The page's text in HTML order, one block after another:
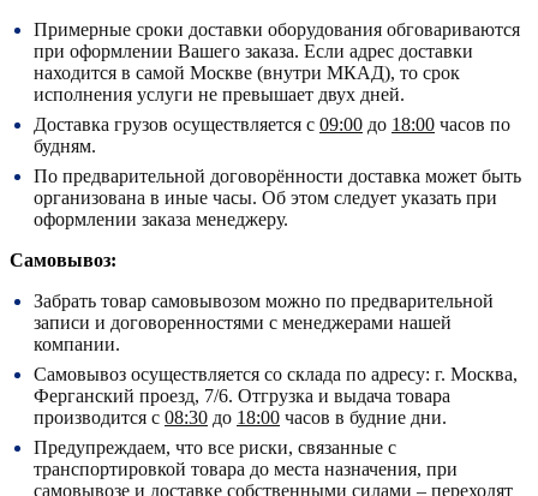
Примерные сроки доставки оборудования обговариваются
при оформлении Вашего заказа. Если адрес доставки
находится в самой Москве (внутри МКАД), то срок
исполнения услуги не превышает двух дней.
Доставка грузов осуществляется с 09:00 до 18:00 часов по
будням.
По предварительной договорённости доставка может быть
организована в иные часы. Об этом следует указать при
оформлении заказа менеджеру.
Самовывоз:
Забрать товар самовывозом можно по предварительной
записи и договоренностями с менеджерами нашей
компании.
Самовывоз осуществляется со склада по адресу: г. Москва,
Ферганский проезд, 7/6. Отгрузка и выдача товара
производится с 08:30 до 18:00 часов в будние дни.
Предупреждаем, что все риски, связанные с
транспортировкой товара до места назначения, при
самовывозе и доставке собственными силами – переходят